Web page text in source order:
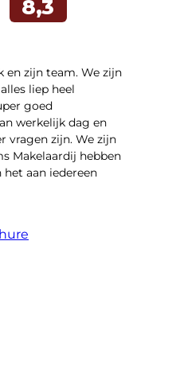
en zijn team. We zijn
liep heel
goed
werkelijk dag en
vragen zijn. We zijn
Makelaardij hebben
het aan iedereen